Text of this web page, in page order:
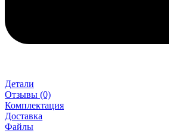
Детали
Отзывы (0)
Комплектация
Доставка
Файлы